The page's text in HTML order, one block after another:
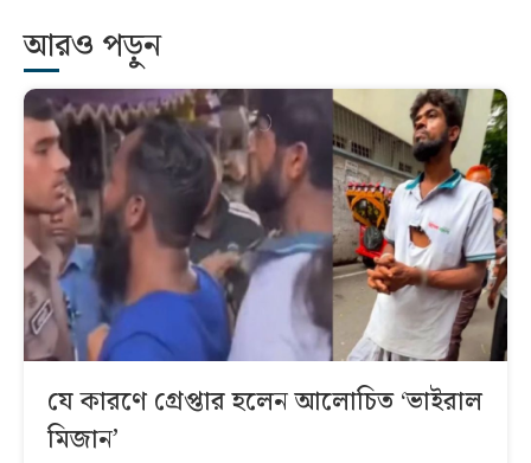
আরও পড়ুন
যে কারণে গ্রেপ্তার হলেন আলোচিত ‘ভাইরাল
মিজান’